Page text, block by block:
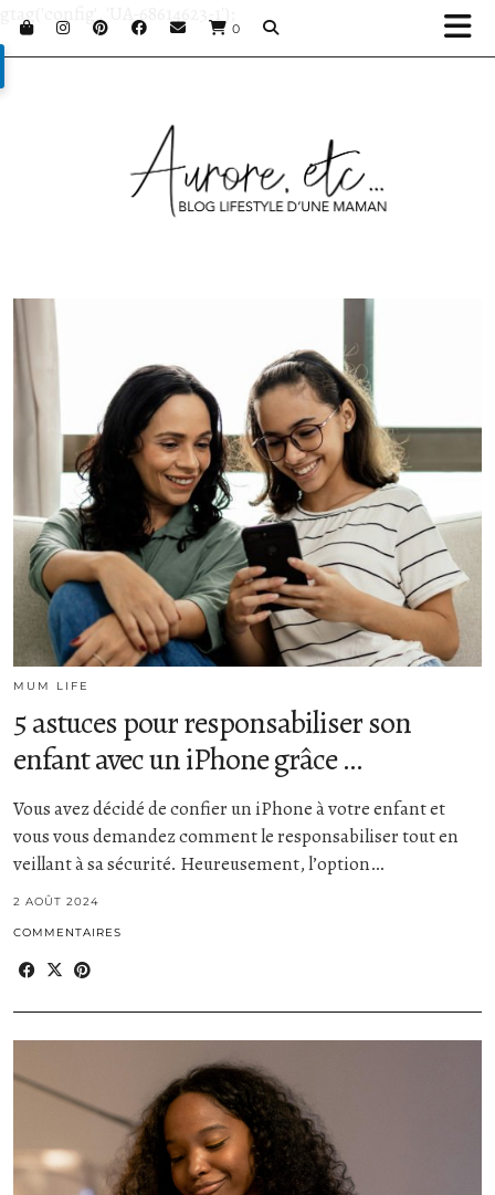
0
gtag('config', 'UA-68614623-1');
MUM LIFE
5 astuces pour responsabiliser son
enfant avec un iPhone grâce …
Vous avez décidé de confier un iPhone à votre enfant et
vous vous demandez comment le responsabiliser tout en
veillant à sa sécurité. Heureusement, l’option…
2 AOÛT 2024
COMMENTAIRES